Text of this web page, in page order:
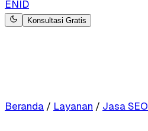
ENID
Konsultasi Gratis
Beranda / Layanan / Jasa SEO